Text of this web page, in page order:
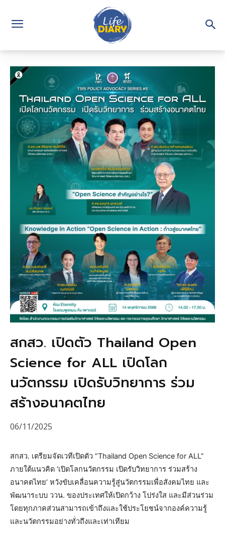
สกสว. เปิดตัว Thailand Open
Science for ALL เปิดโลก
นวัตกรรม เปิดรับวิทยาการ ร่วม
สร้างอนาคตไทย
06/11/2025
สกสว. เตรียมจัดเวทีเปิดตัว “Thailand Open Science for ALL”
ภายใต้แนวคิด ‘เปิดโลกนวัตกรรม เปิดรับวิทยาการ ร่วมสร้าง
อนาคตไทย’ หวังขับเคลื่อนความรู้สู่นวัตกรรมเพื่อสังคมไทย และ
พัฒนาระบบ ววน. ของประเทศให้เปิดกว้าง โปร่งใส และมีส่วนร่วม
โดยทุกภาคส่วนสามารถเข้าถึงและใช้ประโยชน์จากองค์ความรู้
และนวัตกรรมอย่างทั่วถึงและเท่าเทียม